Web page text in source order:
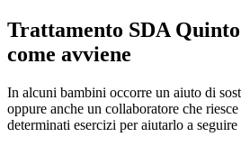
Trattamento SDA
come avviene
In alcuni bambini occorre un aiuto di
oppure anche un collaboratore che
determinati esercizi per aiutarlo a